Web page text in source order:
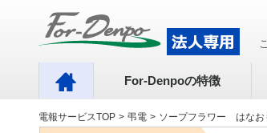
For-Denpoの特徴
電報サービスTOP > 弔電 > ソープフラワー はなお